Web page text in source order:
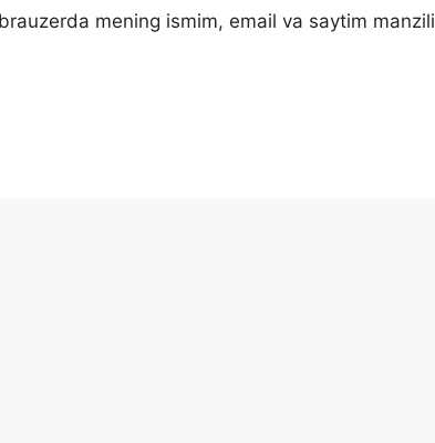
mening ismim, email va saytim manzili